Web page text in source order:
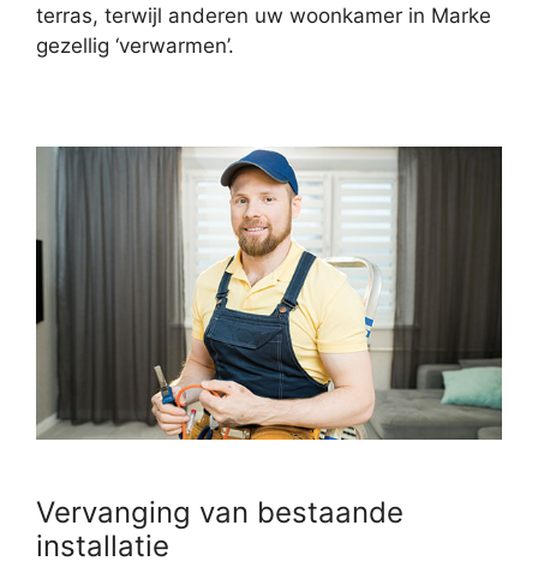
terras, terwijl anderen uw woonkamer in Marke
gezellig ‘verwarmen’.
Vervanging van bestaande
installatie